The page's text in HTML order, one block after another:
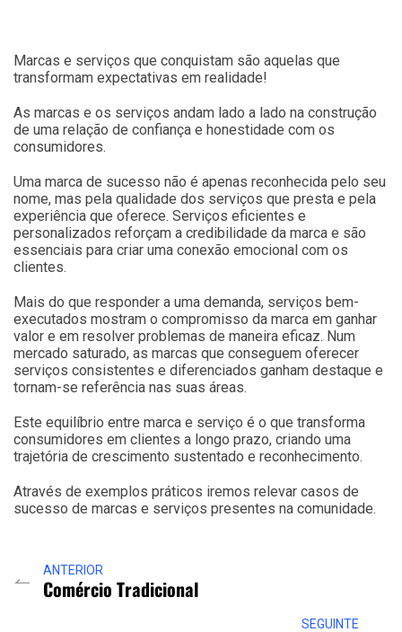
Marcas e serviços que conquistam são aquelas que
transformam expectativas em realidade!
As marcas e os serviços andam lado a lado na construção
de uma relação de confiança e honestidade com os
consumidores.
Uma marca de sucesso não é apenas reconhecida pelo seu
nome, mas pela qualidade dos serviços que presta e pela
experiência que oferece. Serviços eficientes e
personalizados reforçam a credibilidade da marca e são
essenciais para criar uma conexão emocional com os
clientes.
Mais do que responder a uma demanda, serviços bem-
executados mostram o compromisso da marca em ganhar
valor e em resolver problemas de maneira eficaz. Num
mercado saturado, as marcas que conseguem oferecer
serviços consistentes e diferenciados ganham destaque e
tornam-se referência nas suas áreas.
Este equilíbrio entre marca e serviço é o que transforma
consumidores em clientes a longo prazo, criando uma
trajetória de crescimento sustentado e reconhecimento.
Através de exemplos práticos iremos relevar casos de
sucesso de marcas e serviços presentes na comunidade.
ANTERIOR
Comércio Tradicional
SEGUINTE